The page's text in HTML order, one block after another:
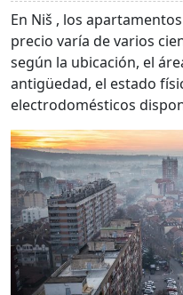
En Niš , los
precio varía de varios
según la ubicación, el
antigüedad, el estado
electrodomésticos